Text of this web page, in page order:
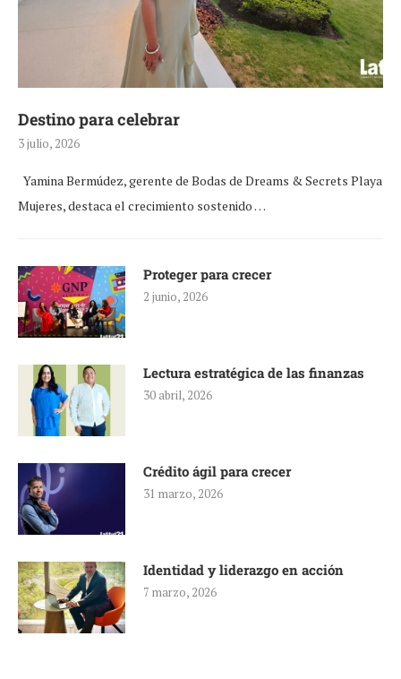
Destino para celebrar
3 julio, 2026
Yamina Bermúdez, gerente de Bodas de Dreams & Secrets Playa
Mujeres, destaca el crecimiento sostenido …
Proteger para crecer
2 junio, 2026
Lectura estratégica de las finanzas
30 abril, 2026
Crédito ágil para crecer
31 marzo, 2026
Identidad y liderazgo en acción
7 marzo, 2026